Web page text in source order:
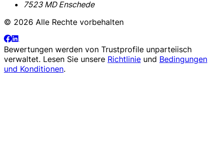
7523 MD Enschede
© 2026 Alle Rechte vorbehalten
Bewertungen werden von Trustprofile unparteiisch
verwaltet. Lesen Sie unsere Richtlinie und Bedingungen
und Konditionen.